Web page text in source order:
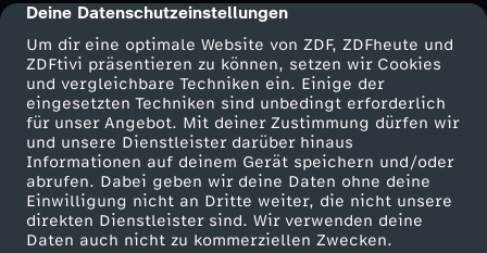
cmp-dialog-description
Deine Datenschutzeinstellungen
Um dir eine optimale Website von ZDF, ZDFheute und
ZDFtivi präsentieren zu können, setzen wir Cookies
und vergleichbare Techniken ein. Einige der
eingesetzten Techniken sind unbedingt erforderlich
für unser Angebot. Mit deiner Zustimmung dürfen wir
und unsere Dienstleister darüber hinaus
Informationen auf deinem Gerät speichern und/oder
abrufen. Dabei geben wir deine Daten ohne deine
Einwilligung nicht an Dritte weiter, die nicht unsere
direkten Dienstleister sind. Wir verwenden deine
Daten auch nicht zu kommerziellen Zwecken.
h
t
b
a
r
Mehr ZDF
ZDF-Apps
Smart TV
ZDFtext
Service
ZDFmitreden
Kontakt zum ZDF
Tickets